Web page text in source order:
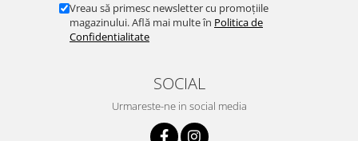
Vreau să primesc newsletter cu promoțiile
magazinului. Află mai multe în Politica de
Confidentialitate
SOCIAL
Urmareste-ne in social media